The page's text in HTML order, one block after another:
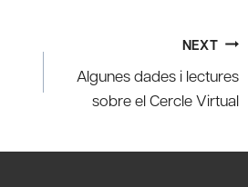
NEXT
Algunes dades i lectures
sobre el Cercle Virtual